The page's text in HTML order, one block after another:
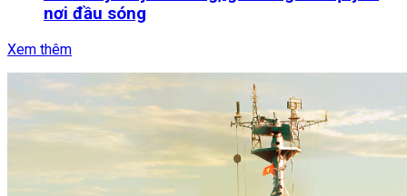
nơi đầu sóng
Xem thêm